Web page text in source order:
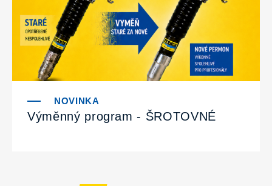
Výměnný program - ŠROTOVNÉ